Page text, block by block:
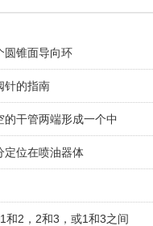
圆锥面导向环
针的指南
干管两端形成一个中
定位在喷油器体
和2，2和3，或1和3之间